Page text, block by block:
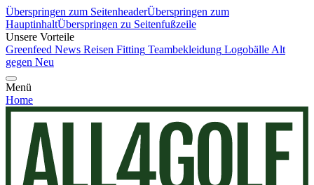
Überspringen zum SeitenheaderÜberspringen zum
HauptinhaltÜberspringen zu Seitenfußzeile
Unsere Vorteile
Greenfeed News Reisen Fitting Teambekleidung Logobälle Alt
gegen Neu
Menü
Home